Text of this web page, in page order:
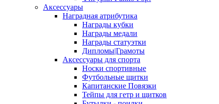
Аксессуары
Наградная атрибутика
Награды кубки
Награды медали
Награды статуэтки
Дипломы|Грамоты
Аксессуары для спорта
Носки спортивные
Футбольные щитки
Капитанские Повязки
Тейпы для гетр и щитков